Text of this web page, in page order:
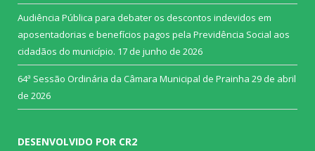
Audiência Pública para debater os descontos indevidos em
aposentadorias e benefícios pagos pela Previdência Social aos
cidadãos do município. 17 de junho de 2026
64ª Sessão Ordinária da Câmara Municipal de Prainha 29 de abril
de 2026
DESENVOLVIDO POR CR2